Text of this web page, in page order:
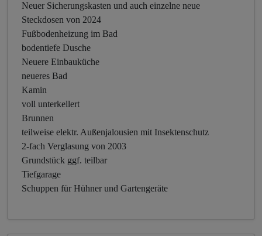
Neuer Sicherungskasten und auch einzelne neue
Steckdosen von 2024
Fußbodenheizung im Bad
bodentiefe Dusche
Neuere Einbauküche
neueres Bad
Kamin
voll unterkellert
Brunnen
teilweise elektr. Außenjalousien mit Insektenschutz
2-fach Verglasung von 2003
Grundstück ggf. teilbar
Tiefgarage
Schuppen für Hühner und Gartengeräte